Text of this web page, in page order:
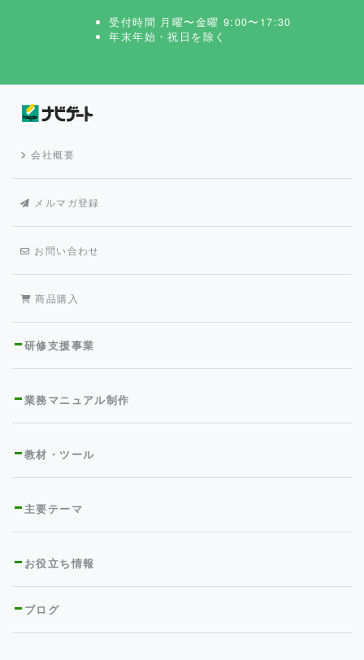
受付時間 月曜〜金曜 9:00〜17:30
年末年始・祝日を除く
会社概要
メルマガ登録
お問い合わせ
商品購入
研修支援事業
業務マニュアル制作
教材・ツール
主要テーマ
お役立ち情報
ブログ